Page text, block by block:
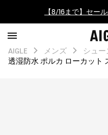
【8/16まで】セー
【最大50%OFF】
ログイン/会員登
AIGLE メンズ シュー
透湿防水 ポルカ ローカット